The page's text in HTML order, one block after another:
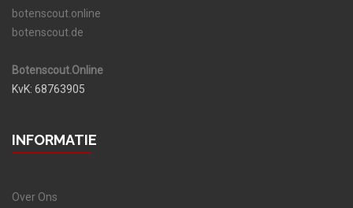
botenscout.online
botenscout.de
Botenscout.Online
KvK: 68763905
INFORMATIE
Over Ons